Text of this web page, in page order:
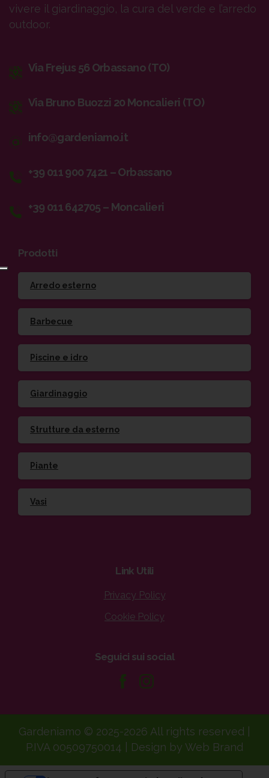
vivere il giardinaggio, la cura del verde e l’arredo
outdoor.
Via Frejus 56 Orbassano (TO)
Via Bruno Buozzi 20 Moncalieri (TO)
info@gardeniamo.it
+39 011 900 7421 – Orbassano
+39 011 642705 – Moncalieri
Prodotti
Arredo esterno
Barbecue
Piscine e idro
Giardinaggio
Strutture da esterno
Piante
Vasi
Link Utili
Privacy Policy
Cookie Policy
Seguici sui social
Gardeniamo © 2025-2026 All rights reserved |
P.IVA 00509750014 | Design by Web Brand